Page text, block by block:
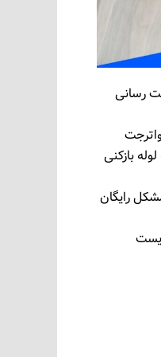
‌رسانی
بازکنی
هرگونه مشکل رایگان